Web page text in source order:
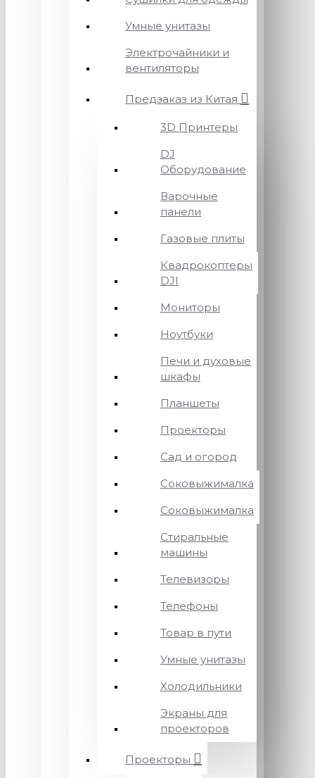
Умные унитазы
Электрочайники и
вентиляторы
Предзаказ из Китая
3D Принтеры
DJ
Оборудование
Варочные
панели
Газовые плиты
Квадрокоптеры
DJI
Мониторы
Ноутбуки
Печи и духовые
шкафы
Планшеты
Проекторы
Сад и огород
Соковыжималка
Соковыжималка
Стиральные
машины
Телевизоры
Телефоны
Товар в пути
Умные унитазы
Холодильники
Экраны для
проекторов
Проекторы